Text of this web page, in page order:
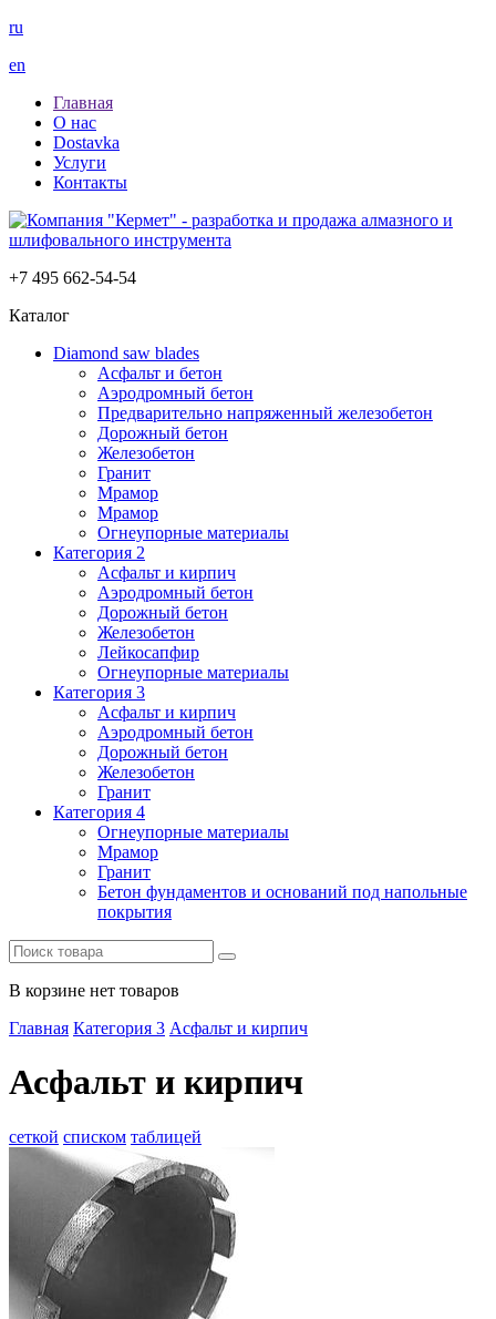
ru
en
Главная
О нас
Dostavka
Услуги
Контакты
+7 495 662-54-54
Каталог
Diamond saw blades
Асфальт и бетон
Аэродромный бетон
Предварительно напряженный железобетон
Дорожный бетон
Железобетон
Гранит
Мрамор
Мрамор
Огнеупорные материалы
Категория 2
Асфальт и кирпич
Аэродромный бетон
Дорожный бетон
Железобетон
Лейкосапфир
Огнеупорные материалы
Категория 3
Асфальт и кирпич
Аэродромный бетон
Дорожный бетон
Железобетон
Гранит
Категория 4
Огнеупорные материалы
Мрамор
Гранит
Бетон фундаментов и оснований под напольные
покрытия
В корзине нет товаров
Главная Категория 3 Асфальт и кирпич
Асфальт и кирпич
сеткой списком таблицей